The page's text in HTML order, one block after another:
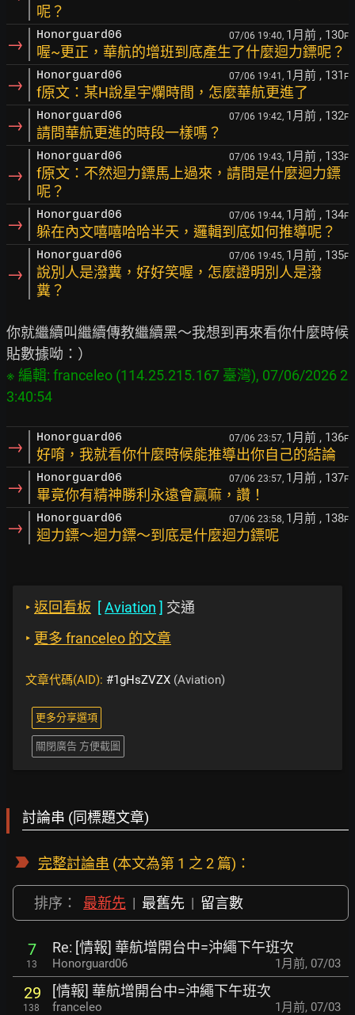
呢？
→ Honorguard06 07/06 19:40, 1月前 , 130F
喔~更正，華航的增班到底產生了什麼迴力鏢呢？
→ Honorguard06 07/06 19:41, 1月前 , 131 F
f原文：某H說星宇爛時間，怎麼華航更進了
→ Honorguard06 07/06 19:42, 1月前 , 132F
請問華航更進的時段一樣嗎？
→
Honorguard06 07/06 19:43, 1月前 , 133F
f原文：不然迴力鏢馬上過來，請問是什麼迴力鏢
呢？
→ Honorguard06 07/06 19:44, 1月前 , 134F
躲在內文嘻嘻哈哈半天，邏輯到底如何推導呢？
→
Honorguard06 07/06 19:45, 1月前 , 135F
說別人是潑糞，好好笑喔，怎麼證明別人是潑
糞？
你就繼續叫繼續傳教繼續黑～我想到再來看你什麼時候
※ 編輯: franceleo (114.25.215.167 臺灣), 07/06/2026 2
→ Honorguard06 07/06 23:57, 1月前 , 136F
好唷，我就看你什麼時候能推導出你自己的結論
→ Honorguard06 07/06 23:57, 1月前 , 137F
畢竟你有精神勝利永遠會贏嘛，讚！
→ Honorguard06 07/06 23:58, 1月前 , 138F
迴力鏢～迴力鏢～到底是什麼迴力鏢呢
‣ 返回看板 [Aviation ] 交通
‣ 更多 franceleo 的文章
文章代碼(AID): #1gHsZVZX (Aviation)
更多分享選項
關閉廣告 方便截圖
討論串 (同標題文章)
完整討論串 (本文為第 1 之 2 篇)：
排序： 最新先 | 最舊先 | 留言數
7
13
Re: [情報] 華航增開台中=沖繩下午班次
Honorguard06 1月前, 07/03
29
138
[情報] 華航增開台中=沖繩下午班次
franceleo 1月前, 07/03